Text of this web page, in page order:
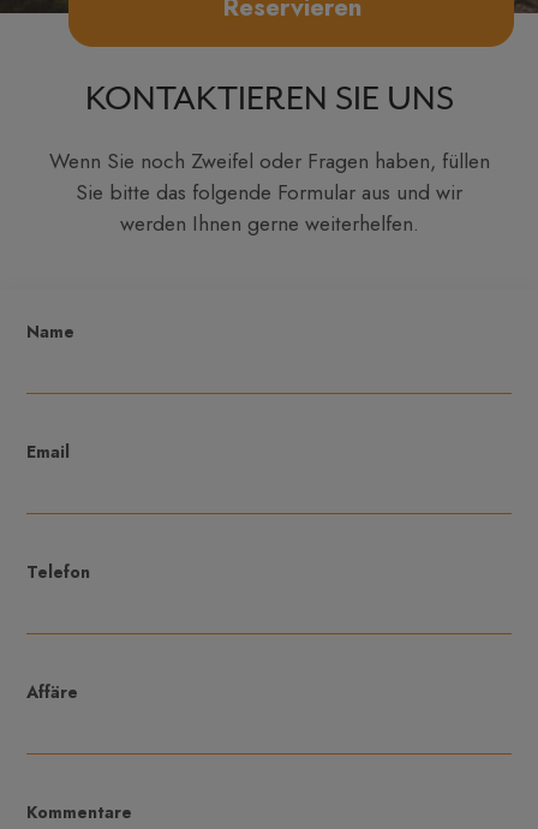
KONTAKTIEREN SIE UNS
Wenn Sie noch Zweifel oder Fragen haben, füllen
Sie bitte das folgende Formular aus und wir
werden Ihnen gerne weiterhelfen.
Name
Email
Telefon
Affäre
Kommentare